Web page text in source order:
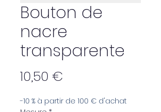
Bouton de
nacre
transparente
10,50 €
-10 % à partir de 100 € d'achat